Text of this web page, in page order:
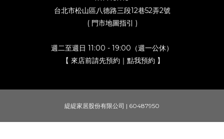
台北市松山區八德路三段12巷52弄2號
( 門市地圖指引 )
週二至週日 11:00 - 19:00（週一公休）
【 來店前請先預約｜點我預約 】
緹緹家居股份有限公司 | 60487950